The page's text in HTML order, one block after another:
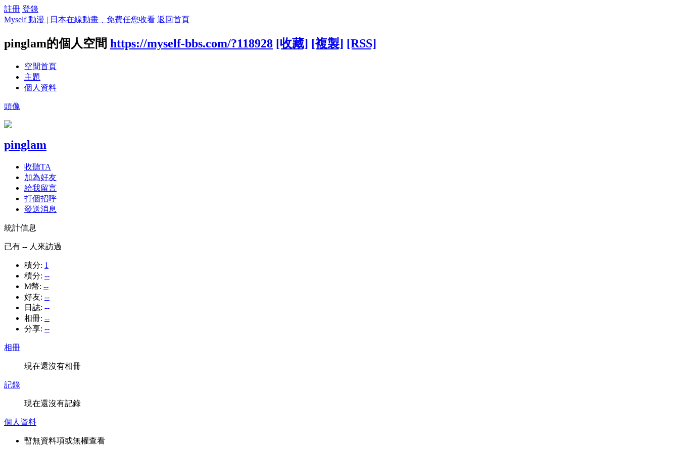
註冊 登錄
Myself 動漫 | 日本在線動畫﹑免費任您收看 返回首頁
pinglam的個人空間 https://myself-bbs.com/?118928 [收藏] [複製] [RSS]
空間首頁
主題
個人資料
頭像
pinglam
收聽TA
加為好友
給我留言
打個招呼
發送消息
統計信息
已有 -- 人來訪過
積分: 1
積分: --
M幣: --
好友: --
日誌: --
相冊: --
分享: --
相冊
現在還沒有相冊
記錄
現在還沒有記錄
個人資料
暫無資料項或無權查看